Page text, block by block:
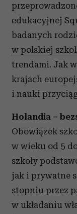
edukacyjnej
badanych
w polskiej
trendami. Jak
krajach
i nauki
Holandia –
Obowiązek
w wieku od 5
szkoły
jak i prywatne
stopniu przez
w układaniu